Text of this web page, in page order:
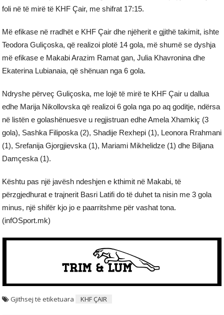
foli në të mirë të KHF Çair, me shifrat 17:15.
Më efikase në rradhët e KHF Çair dhe njëherit e gjithë takimit, ishte
Teodora Guliçoska, që realizoi plotë 14 gola, më shumë se dyshja
më efikase e Makabi Arazim Ramat gan, Julia Khavronina dhe
Ekaterina Lubianaia, që shënuan nga 6 gola.
Ndryshe përveç Guliçoska, me lojë të mirë te KHF Çair u dallua
edhe Marija Nikollovska që realizoi 6 gola nga po aq goditje, ndërsa
në listën e golashënuesve u regjistruan edhe Amela Xhamkiç (3
gola), Sashka Filiposka (2), Shadije Rexhepi (1), Leonora Rrahmani
(1), Srefanija Gjorgjievska (1), Mariami Mikhelidze (1) dhe Biljana
Damçeska (1).
Kështu pas një javësh ndeshjen e kthimit në Makabi, të
përzgjedhurat e trajnerit Basri Latifi do të duhet ta nisin me 3 gola
minus, një shifër kjo jo e paarritshme për vashat tona.
(infOSport.mk)
Gjithsej të etiketuara KHF ÇAIR